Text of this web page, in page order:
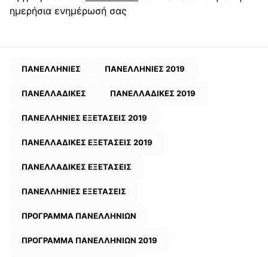
ημερήσια ενημέρωσή σας
ΠΑΝΕΛΛΗΝΙΕΣ ΠΑΝΕΛΛΗΝΙΕΣ 2019
ΠΑΝΕΛΛΑΔΙΚΕΣ ΠΑΝΕΛΛΑΔΙΚΕΣ 2019
ΠΑΝΕΛΛΗΝΙΕΣ ΕΞΕΤΑΣΕΙΣ 2019
ΠΑΝΕΛΛΑΔΙΚΕΣ ΕΞΕΤΑΣΕΙΣ 2019
ΠΑΝΕΛΛΑΔΙΚΕΣ ΕΞΕΤΑΣΕΙΣ
ΠΑΝΕΛΛΗΝΙΕΣ ΕΞΕΤΑΣΕΙΣ
ΠΡΟΓΡΑΜΜΑ ΠΑΝΕΛΛΗΝΙΩΝ
ΠΡΟΓΡΑΜΜΑ ΠΑΝΕΛΛΗΝΙΩΝ 2019